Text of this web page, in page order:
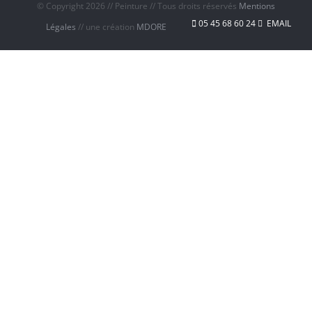
© Copyright 2026 // Peinture // Tous droits réservés Mentions
Légales // une création MDORE 05 45 68 60 24 EMAIL